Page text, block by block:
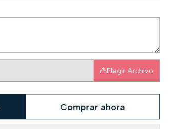
Elegir Archivo
Comprar ahora